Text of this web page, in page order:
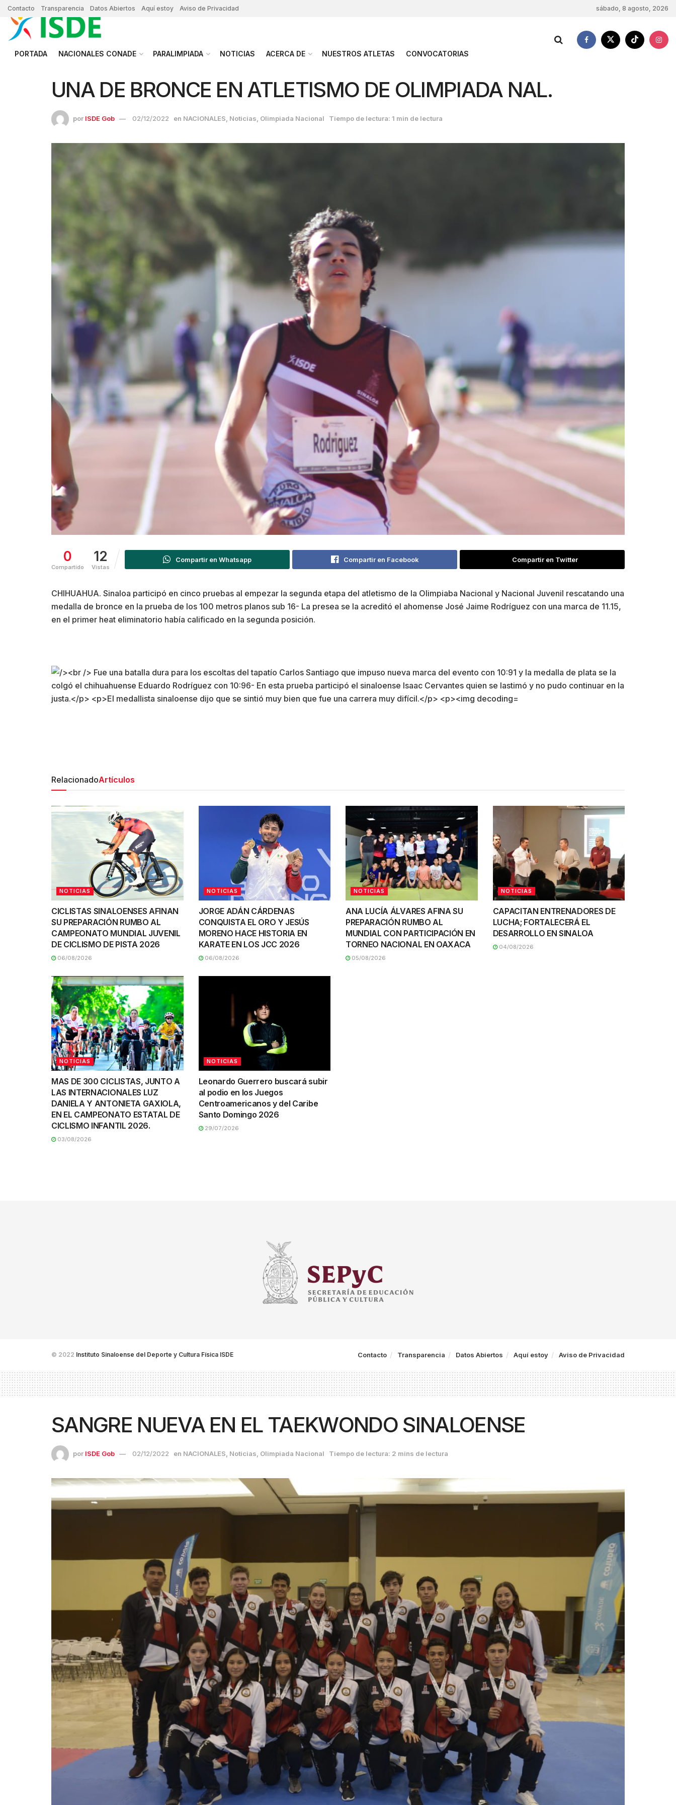
Contacto Transparencia Datos Abiertos Aquí estoy Aviso de Privacidad sábado, 8 agosto, 2026
PORTADA NACIONALES CONADE PARALIMPIADA NOTICIAS ACERCA DE NUESTROS ATLETAS CONVOCATORIAS
UNA DE BRONCE EN ATLETISMO DE OLIMPIADA NAL.
por ISDE Gob 02/12/2022 en NACIONALES Noticias Olimpiada Nacional Tiempo de lectura: 1 min de lectura
0
Compartido
12
Vistas
Compartir en Whatsapp Compartir en Facebook Compartir en Twitter
CHIHUAHUA. Sinaloa participó en cinco pruebas al empezar la segunda etapa del atletismo de la Olimpiaba Nacional y Nacional Juvenil rescatando una
medalla de bronce en la prueba de los 100 metros planos sub 16- La presea se la acreditó el ahomense José Jaime Rodríguez con una marca de 11.15,
en el primer heat eliminatorio había calificado en la segunda posición.
RelacionadoArtículos
NOTICIAS
CICLISTAS SINALOENSES AFINAN
SU PREPARACIÓN RUMBO AL
CAMPEONATO MUNDIAL JUVENIL
DE CICLISMO DE PISTA 2026
06/08/2026
NOTICIAS
JORGE ADÁN CÁRDENAS
CONQUISTA EL ORO Y JESÚS
MORENO HACE HISTORIA EN
KARATE EN LOS JCC 2026
06/08/2026
NOTICIAS
ANA LUCÍA ÁLVARES AFINA SU
PREPARACIÓN RUMBO AL
MUNDIAL CON PARTICIPACIÓN EN
TORNEO NACIONAL EN OAXACA
05/08/2026
NOTICIAS
CAPACITAN ENTRENADORES DE
LUCHA; FORTALECERÁ EL
DESARROLLO EN SINALOA
04/08/2026
NOTICIAS
MAS DE 300 CICLISTAS, JUNTO A
LAS INTERNACIONALES LUZ
DANIELA Y ANTONIETA GAXIOLA,
EN EL CAMPEONATO ESTATAL DE
CICLISMO INFANTIL 2026.
03/08/2026
NOTICIAS
Leonardo Guerrero buscará subir
al podio en los Juegos
Centroamericanos y del Caribe
Santo Domingo 2026
29/07/2026
Contacto Transparencia Datos Abiertos Aquí estoy Aviso de Privacidad
© 2022 Instituto Sinaloense del Deporte y Cultura Física ISDE
SANGRE NUEVA EN EL TAEKWONDO SINALOENSE
por ISDE Gob 02/12/2022 en NACIONALES Noticias Olimpiada Nacional Tiempo de lectura: 2 mins de lectura